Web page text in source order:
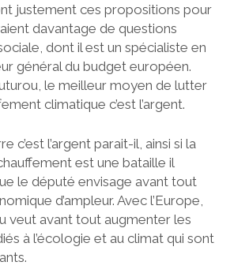
justement ces propositions pour
davantage de questions
dont il est un spécialiste en
général du budget européen.
le meilleur moyen de lutter
climatique c’est l’argent.
c’est l’argent parait-il, ainsi si la
est une bataille il
le député envisage avant tout
d’ampleur. Avec l’Europe,
veut avant tout augmenter les
à l’écologie et au climat qui sont